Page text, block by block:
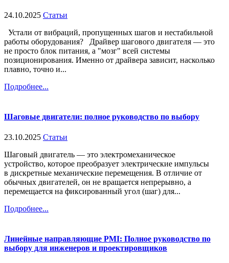
24.10.2025 Статьи
Устали от вибраций, пропущенных шагов и нестабильной
работы оборудования? Драйвер шагового двигателя — это
не просто блок питания, а "мозг" всей системы
позиционирования. Именно от драйвера зависит, насколько
плавно, точно и...
Подробнее...
Шаговые двигатели: полное руководство по выбору
23.10.2025 Статьи
Шаговый двигатель — это электромеханическое
устройство, которое преобразует электрические импульсы
в дискретные механические перемещения. В отличие от
обычных двигателей, он не вращается непрерывно, а
перемещается на фиксированный угол (шаг) для...
Подробнее...
Линейные направляющие PMI: Полное руководство по
выбору для инженеров и проектировщиков